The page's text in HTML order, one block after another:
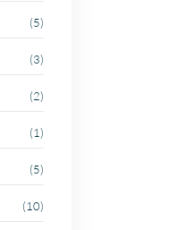
(5)
(3)
(2)
(1)
(5)
(10)